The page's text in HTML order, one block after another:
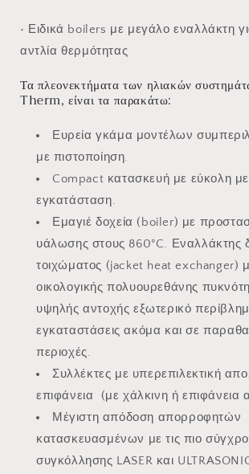
• Ειδικά boilers με μεγάλο εναλλάκτη
αντλία θερμότητας
Τα πλεονεκτήματα των ηλιακών
Therm, είναι τα παρακάτω:
Ευρεία γκάμα μοντέλων
με πιστοποίηση.
Compact κατασκευή με εύκολη
εγκατάσταση.
Εμαγιέ δοχεία (boiler) με
υάλωσης στους 860°C. Εναλλάκτης
τοιχώματος (jacket heat exchanger)
οικολογικής πολυουρεθάνης
υψηλής αντοχής εξωτερικό
εγκαταστάσεις ακόμα και σε
περιοχές.
Συλλέκτες με υπερεπιλεκτική
επιφάνεια (με χάλκινη ή επιφάνεια
Μέγιστη απόδοση απορροφητών
κατασκευασμένων με τις πιο
συγκόλλησης LASER και